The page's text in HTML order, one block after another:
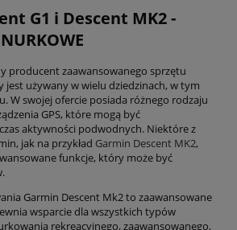
G1 i Descent MK2 -
producent zaawansowanego sprzętu
używany w wielu dziedzinach, w tym
W swojej ofercie posiada różnego rodzaju
GPS, które mogą być
aktywności podwodnych. Niektóre z
jak na przykład Garmin Descent MK2,
funkcje, który może być
Garmin Descent Mk2 to zaawansowane
wsparcie dla wszystkich typów
rekreacyjnego, zaawansowanego,